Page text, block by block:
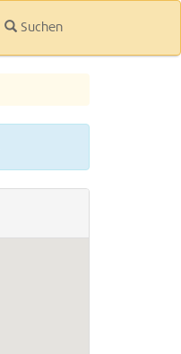
Suchen